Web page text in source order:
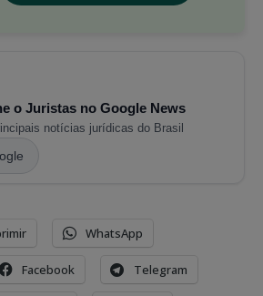
o Juristas no Google News
notícias jurídicas do Brasil
WhatsApp
Facebook Telegram